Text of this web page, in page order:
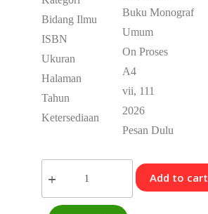
Bidang Ilmu
ISBN
Ukuran
Halaman
Tahun
Ketersediaan
Buku Monograf
Umum
On Proses
A4
vii, 111
2026
Pesan Dulu
Add to cart